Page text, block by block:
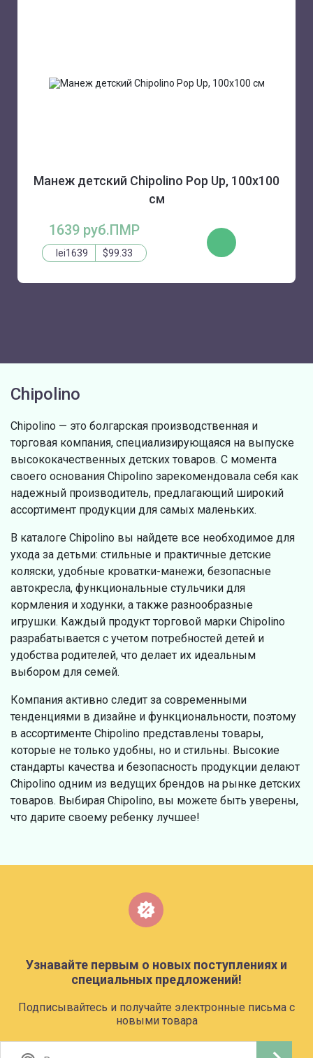
Манеж детский Chipolino Pop Up, 100х100
см
1639 руб.ПМР
lei1639 $99.33
ЗАКАЗАТЬ
Chipolino
Chipolino — это болгарская производственная и
торговая компания, специализирующаяся на выпуске
высококачественных детских товаров. С момента
своего основания Chipolino зарекомендовала себя как
надежный производитель, предлагающий широкий
ассортимент продукции для самых маленьких.
В каталоге Chipolino вы найдете все необходимое для
ухода за детьми: стильные и практичные детские
коляски, удобные кроватки-манежи, безопасные
автокресла, функциональные стульчики для
кормления и ходунки, а также разнообразные
игрушки. Каждый продукт торговой марки Chipolino
разрабатывается с учетом потребностей детей и
удобства родителей, что делает их идеальным
выбором для семей.
Компания активно следит за современными
тенденциями в дизайне и функциональности, поэтому
в ассортименте Chipolino представлены товары,
которые не только удобны, но и стильны. Высокие
стандарты качества и безопасность продукции делают
Chipolino одним из ведущих брендов на рынке детских
товаров. Выбирая Chipolino, вы можете быть уверены,
что дарите своему ребенку лучшее!
Узнавайте первым о новых поступлениях и
специальных предложений!
Подписывайтесь и получайте электронные письма с
новыми товара